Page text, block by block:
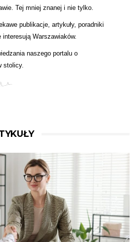
Tej mniej znanej i nie tylko.
publikacje, artykuły, poradniki
Warszawiaków.
naszego portalu o
stolicy.